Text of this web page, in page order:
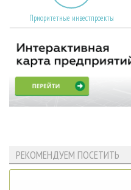
Приоритетные инвестпроекты
РЕКОМЕНДУЕМ ПОСЕТИТЬ